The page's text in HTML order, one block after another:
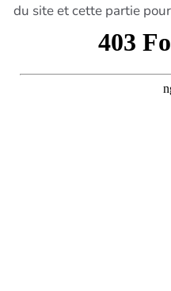
du site et cette partie